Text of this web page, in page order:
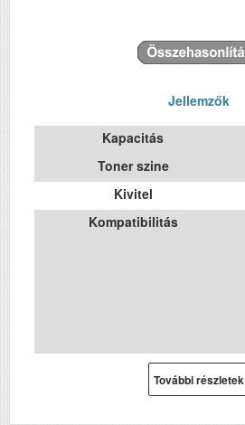
Jellemzők
Kapacitás
Toner szine
Kivitel
Kompatibilitás
További részletek